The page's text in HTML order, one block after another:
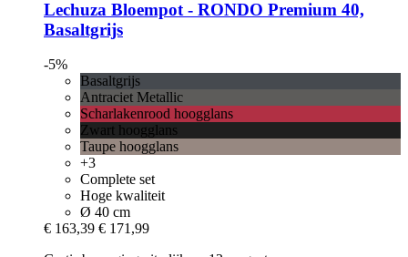
Lechuza Bloempot -​ RONDO Premium 40,
Basaltgrijs
-5%
Basaltgrijs
Antraciet Metallic
Scharlakenrood hoogglans
Zwart hoogglans
Taupe hoogglans
+3
Complete set
Hoge kwaliteit
Ø 40 cm
€ 163,39 € 171,99